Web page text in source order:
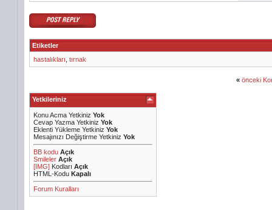
Etiketler
hastalıkları tırnak
« önceki
Yetkileriniz
Konu Acma Yetkiniz Yok
Cevap Yazma Yetkiniz Yok
Eklenti Yükleme Yetkiniz Yok
Mesajınızı Değiştirme Yetkiniz Yok
BB kodu Açık
Smileler Açık
[IMG] Kodları Açık
HTML-Kodu Kapalı
Forum Kuralları